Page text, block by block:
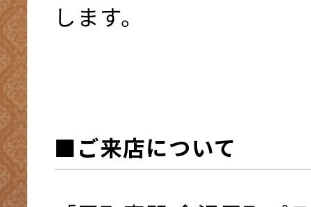
します。
■ご来店について